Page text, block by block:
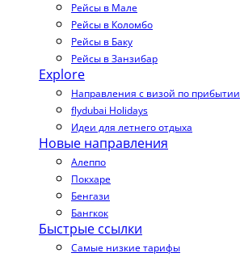
Рейсы в Мале
Рейсы в Коломбо
Рейсы в Баку
Рейсы в Занзибар
Explore
Направления с визой по прибытии
flydubai Holidays
Идеи для летнего отдыха
Новые направления
Алеппо
Покхаре
Бенгази
Бангкок
Быстрые ссылки
Самые низкие тарифы